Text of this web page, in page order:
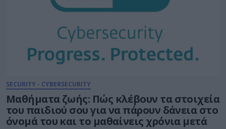
SECURITY - CYBERSECURITY
Μαθήματα ζωής: Πώς κλέβουν τα στοιχεία
του παιδιού σου για να πάρουν δάνεια στο
όνομά του και το μαθαίνεις χρόνια μετά